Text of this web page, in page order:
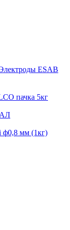
ESAB
пачка 5кг
ф0,8 мм (1кг)